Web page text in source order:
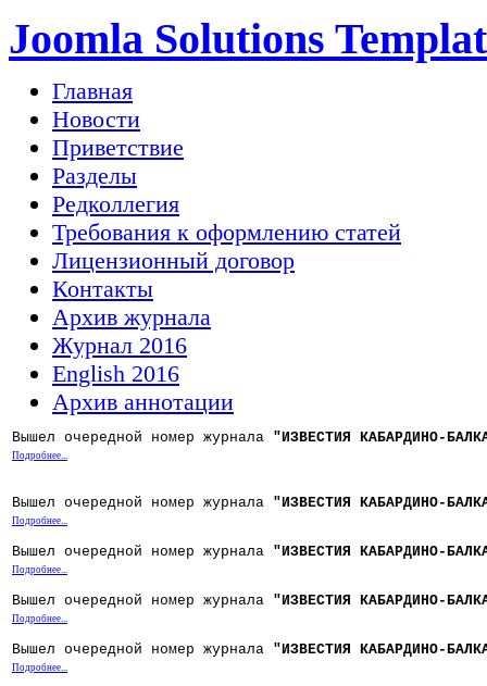
Joomla Solutions
Главная
Новости
Приветствие
Разделы
Редколлегия
Требования к оформлению статей
Лицензионный договор
Контакты
Архив журнала
Журнал 2016
English 2016
Архив аннотации
Вышел очередной номер журнала "ИЗВЕСТИЯ КАБАРДИНО-
Подробнее...
Вышел очередной номер журнала "ИЗВЕСТИЯ КАБАРДИНО-
Подробнее...
Вышел очередной номер журнала "ИЗВЕСТИЯ КАБАРДИНО-
Подробнее...
Вышел очередной номер журнала "ИЗВЕСТИЯ КАБАРДИНО-
Подробнее...
Вышел очередной номер журнала "ИЗВЕСТИЯ КАБАРДИНО-
Подробнее...